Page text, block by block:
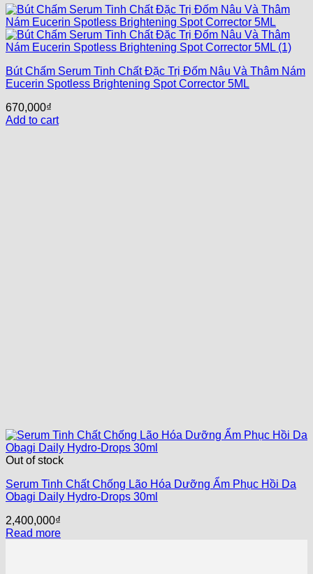
Bút Chấm Serum Tinh Chất Đặc Trị Đốm Nâu Và Thâm Nám
Eucerin Spotless Brightening Spot Corrector 5ML
670,000₫
Add to cart
Out of stock
Serum Tinh Chất Chống Lão Hóa Dưỡng Ẩm Phục Hồi Da
Obagi Daily Hydro-Drops 30ml
2,400,000₫
Read more